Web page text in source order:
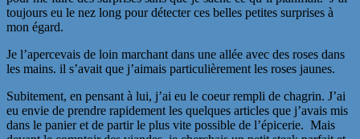
toujours eu le nez long pour détecter ces belles petites surprises à
mon égard.
Je l’apercevais de loin marchant dans une allée avec des roses dans
les mains. il s’avait que j’aimais particulièrement les roses jaunes.
Subitement, en pensant à lui, j’ai eu le coeur rempli de chagrin. J’ai
eu envie de prendre rapidement les quelques articles que j’avais mis
dans le panier et de partir le plus vite possible de l’épicerie. Mais